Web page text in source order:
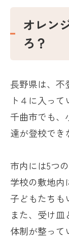
オレン
ろ？
長野県は、不
ト４に入っ
千曲市でも、
達が登校でき
市内には5つ
学校の敷地内
子どもたちも
また、受け
体制が整って